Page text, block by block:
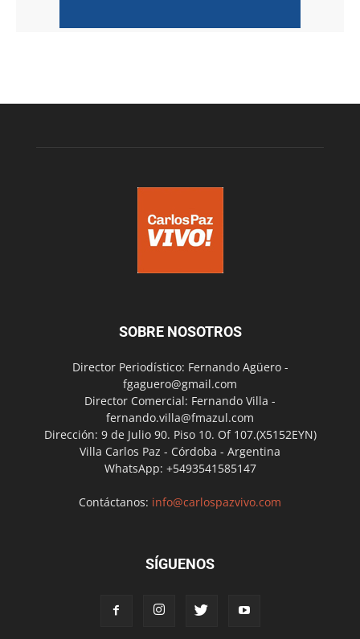
SOBRE NOSOTROS
Director Periodístico: Fernando Agüero -
fgaguero@gmail.com
Director Comercial: Fernando Villa -
fernando.villa@fmazul.com
Dirección: 9 de Julio 90. Piso 10. Of 107.(X5152EYN)
Villa Carlos Paz - Córdoba - Argentina
WhatsApp: +5493541585147
Contáctanos: info@carlospazvivo.com
SÍGUENOS